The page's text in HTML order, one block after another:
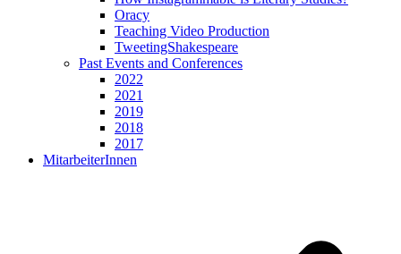
Oracy
Teaching Video Production
TweetingShakespeare
Past Events and Conferences
2022
2021
2019
2018
2017
MitarbeiterInnen